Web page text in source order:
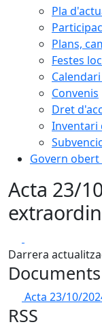
Pla
Plans,
Festes
Convenis
Dret
Inventari
Govern
Acta 23/
Darrera
Documents
Acta 23/10/
RSS